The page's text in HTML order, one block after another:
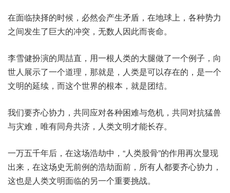
在面临抉择的时候，必然会产生矛盾，在地球上，各种势力
之间发生了巨大的冲突，无数人因此而丧命。
李雪健扮演的周喆直，用一根人类的大腿做了一个例子，向
世人展示了一个道理，那就是，人类是可以存在的，是一个
文明的延续，而这个世界的根本，就是团结。
我们要齐心协力，共同应对各种困难与危机，共同对抗猛兽
与灾难，唯有同舟共济，人类文明才能长存。
一万五千年后，在这场浩劫中，“人类股骨”的作用再次显现
出来，在这场史无前例的浩劫面前，所有人都要齐心协力，
这也是人类文明面临的另一个重要挑战。